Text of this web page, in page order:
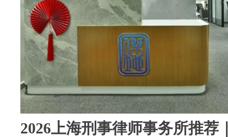
2026上海刑事律师事务所推荐